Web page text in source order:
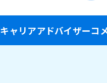
キャリアアドバイザーコ